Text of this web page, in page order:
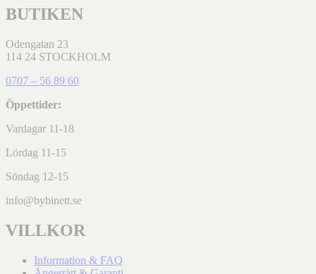
BUTIKEN
Odengatan 23
114 24 STOCKHOLM
0707 – 56 89 60
Öppettider:
Vardagar 11-18
Lördag 11-15
Söndag 12-15
info@bybinett.se
VILLKOR
Information & FAQ